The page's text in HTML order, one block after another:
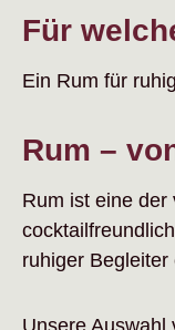
Für
Ein Rum für
Rum –
Rum ist eine der
ruhiger
Unsere Auswahl